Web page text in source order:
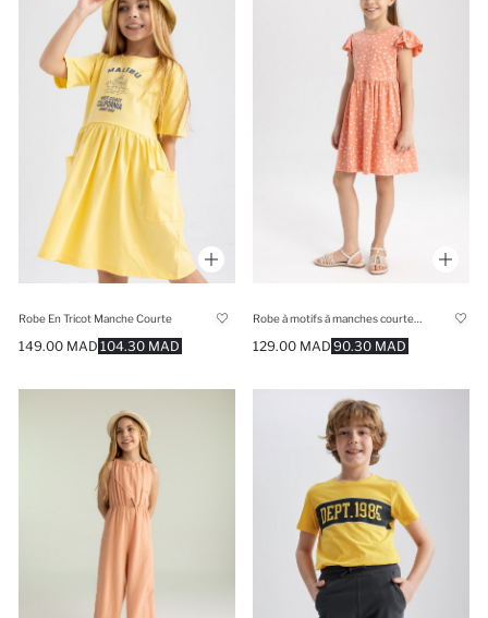
Robe En Tricot Manche Courte
104.30 MAD
149.00 MAD 90.30 MAD
129.00 MAD